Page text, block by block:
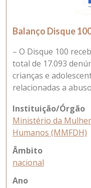
Balanço Disque
– O Disque 100
total de 17.093
crianças e
relacionadas a
Instituição/Órgão
Ministério da
Humanos (MMFDH)
Âmbito
nacional
Ano